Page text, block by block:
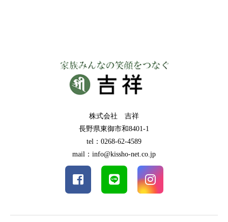
株式会社 吉祥
長野県東御市和8401-1
tel：0268-62-4589
mail：info@kissho-net.co.jp